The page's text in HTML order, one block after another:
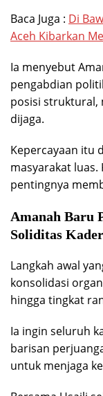
Baca Juga : Di
Aceh Kibarkan
Ia menyebut
pengabdian
posisi struktural,
dijaga.
Kepercayaan itu
masyarakat luas.
pentingnya
Amanah Baru
Soliditas
Langkah awal
konsolidasi
hingga tingkat
Ia ingin seluruh
barisan
untuk menjaga